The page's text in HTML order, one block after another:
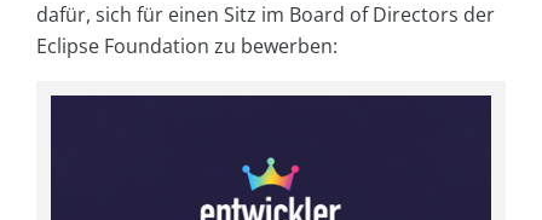
dafür, sich für einen Sitz im Board of Directors der
Eclipse Foundation zu bewerben: